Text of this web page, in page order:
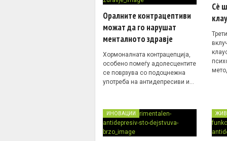
Оралните контрацептиви
можат да го нарушат
менталното здравје
Хормоналната контрацепција,
особено помеѓу адолесцентите
се поврзува со подоцнежна
употреба на антидепресиви и…
Сè
ИНОВАЦИИ